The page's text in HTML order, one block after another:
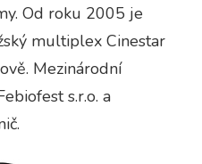
Od roku 2005 je
multiplex Cinestar
Mezinárodní
s.r.o. a